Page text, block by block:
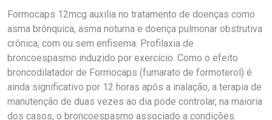
Formocaps 12mcg auxilia no tratamento de doenças como
asma brônquica, asma noturna e doença pulmonar obstrutiva
crônica, com ou sem enfisema. Profilaxia de
broncoespasmo induzido por exercício. Como o efeito
broncodilatador de Formocaps (fumarato de formoterol) é
ainda significativo por 12 horas após a inalação, a terapia de
manutenção de duas vezes ao dia pode controlar, na maioria
dos casos, o broncoespasmo associado a condições